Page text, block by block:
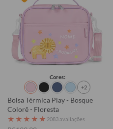
Cores:
+2
Bolsa Térmica Play - Bosque
Colorê - Floresta
★ ★ ★ ★ ★ 2083 avaliações